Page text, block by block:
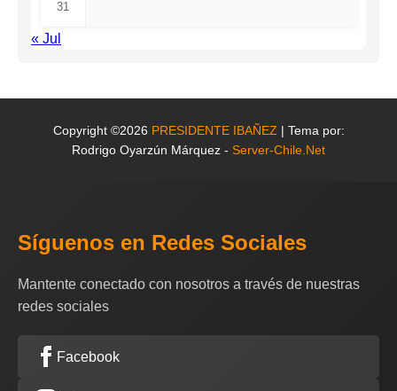
31
« Jul
Copyright ©2026 PRESIDENTE IBAÑEZ | Tema por:
Rodrigo Oyarzún Márquez - Server-Chile.Net
Síguenos en Redes Sociales
Mantente conectado con nosotros a través de nuestras
redes sociales
Facebook